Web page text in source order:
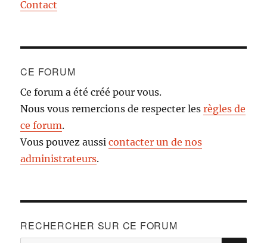
Contact
CE FORUM
Ce forum a été créé pour vous.
Nous vous remercions de respecter lesrègles de
ce forum.
Vous pouvez aussicontacter un de nos
administrateurs.
RECHERCHER SUR CE FORUM